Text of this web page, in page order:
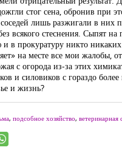
стог сена, обронив при
лишь разжигали в них
всякого стеснения. Сыпят
прокуратуру никто
на месте все мои жалобы,
с огорода из-за этих
и силовиков с гораздо
и жизнь?
, подсобное хозяйство, ветеринарная